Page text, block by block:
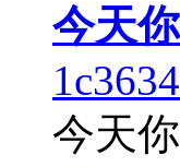
今天
今天